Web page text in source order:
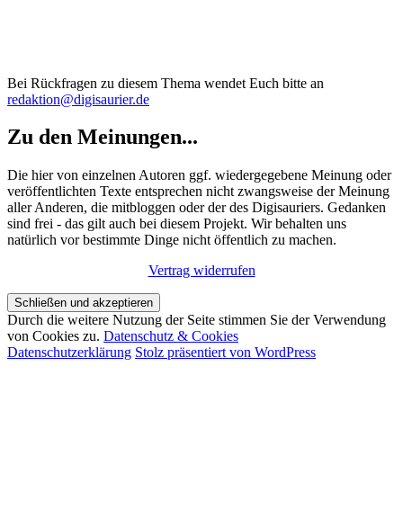
Bei Rückfragen zu diesem Thema wendet Euch bitte an
redaktion@digisaurier.de
Zu den Meinungen...
Die hier von einzelnen Autoren ggf. wiedergegebene Meinung oder
veröffentlichten Texte entsprechen nicht zwangsweise der Meinung
aller Anderen, die mitbloggen oder der des Digisauriers. Gedanken
sind frei - das gilt auch bei diesem Projekt. Wir behalten uns
natürlich vor bestimmte Dinge nicht öffentlich zu machen.
Vertrag widerrufen
Durch die weitere Nutzung der Seite stimmen Sie der Verwendung
von Cookies zu. Datenschutz & Cookies
Datenschutzerklärung Stolz präsentiert von WordPress